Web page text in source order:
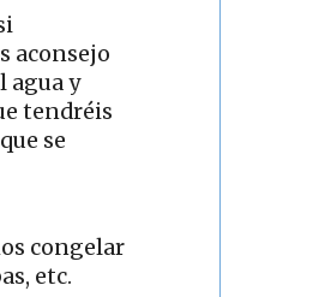
aconsejo
agua y
tendréis
se
congelar
etc.